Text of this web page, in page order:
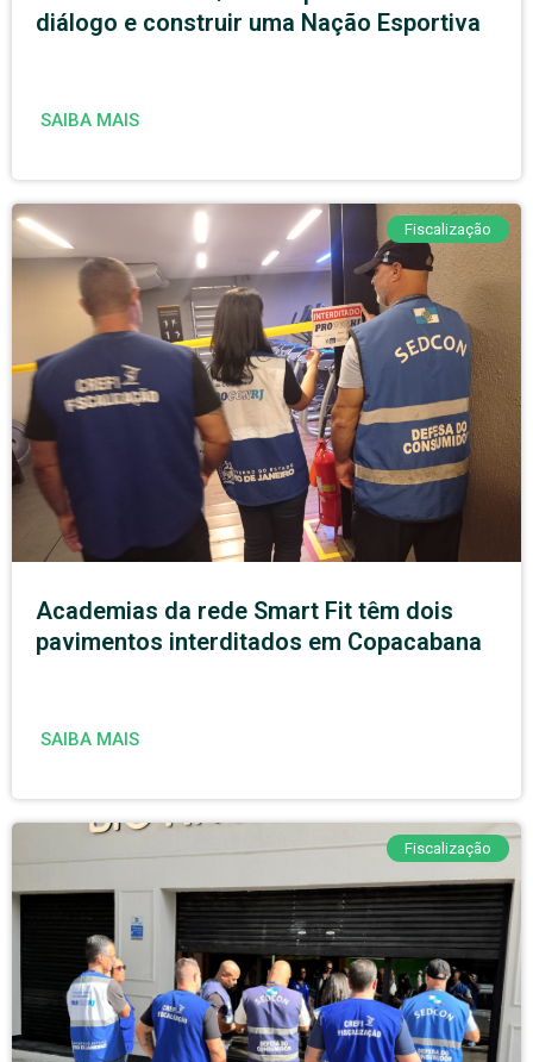
diálogo e construir uma Nação Esportiva
SAIBA MAIS
Fiscalização
Academias da rede Smart Fit têm dois
pavimentos interditados em Copacabana
SAIBA MAIS
Fiscalização